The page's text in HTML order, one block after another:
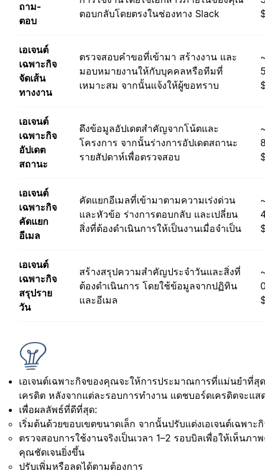
ถาม-
ตอบ
ตอบกลับโดยตรงในช่องทาง Slack
เอเจนต์
เฉพาะกิจ
จัดเส้น
ทางงาน
ตรวจสอบคำขอที่เข้ามา สร้างงาน และ
มอบหมายงานให้กับบุคคลหรือทีมที่
เหมาะสม จากนั้นแจ้งให้ผู้ขอทราบ
เอเจนต์
เฉพาะกิจ
อัปเดต
สถานะ
ดึงข้อมูลอัปเดตสำคัญจากโน้ตและ
โครงการ จากนั้นร่างการอัปเดตสถานะ
รายสัปดาห์เพื่อตรวจสอบ
เอเจนต์
เฉพาะกิจ
คัดแยก
อีเมล
คัดแยกอีเมลที่เข้ามาตามความเร่งด่วน
และหัวข้อ ร่างการตอบกลับ และเปลี่ยน
สิ่งที่ต้องดำเนินการให้เป็นงานเมื่อจำเป็น
เอเจนต์
เฉพาะกิจ
สรุปราย
วัน
สร้างสรุปความสำคัญประจำวันและสิ่งที่
ต้องดำเนินการ โดยใช้ข้อมูลจากปฏิทิน
และอีเมล
เอเจนต์เฉพาะกิจของคุณจะให้การประมาณการที่แม่นยำที่สุ
เครดิต หลังจากแต่ละรอบการทำงาน แดชบอร์ดเครดิตจะแ
เพื่อผลลัพธ์ที่ดีที่สุด:
เริ่มต้นด้วยขอบเขตขนาดเล็ก จากนั้นปรับแต่งเอเจนต์เฉพา
ตรวจสอบการใช้งานจริงเป็นเวลา 1–2 รอบบิลเพื่อให้เห็นภา
คุณชัดเจนยิ่งขึ้น
ปรับเพิ่มหรือลดได้ตามต้องการ